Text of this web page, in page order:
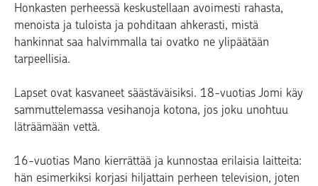
Honkasten perheessä keskustellaan avoimesti rahasta,
menoista ja tuloista ja pohditaan ahkerasti, mistä
hankinnat saa halvimmalla tai ovatko ne ylipäätään
tarpeellisia.
Lapset ovat kasvaneet säästäväisiksi. 18-vuotias Jomi käy
sammuttelemassa vesihanoja kotona, jos joku unohtuu
läträämään vettä.
16-vuotias Mano kierrättää ja kunnostaa erilaisia laitteita:
hän esimerkiksi korjasi hiljattain perheen television, joten